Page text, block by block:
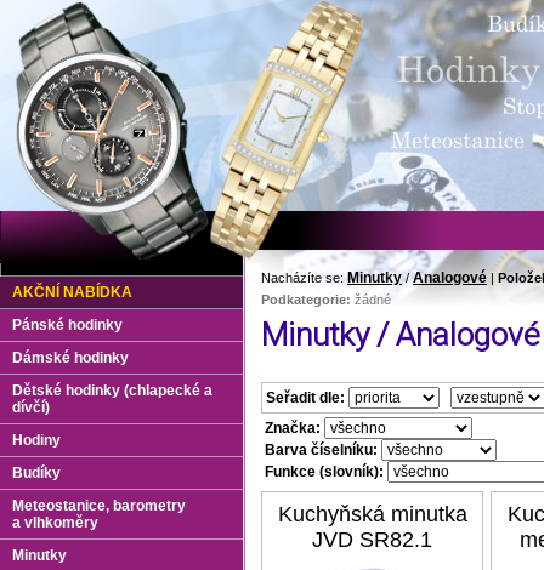
Nacházíte se: Minutky /Analogové |
Podkategorie: žádné
Minutky / Analogové
Seřadit dle:
Značka:
Barva číselníku:
Funkce (slovník):
Kuchyňská minutka
JVD SR82.1
AKČNÍ NABÍDKA
Pánské hodinky
Dámské hodinky
Dětské hodinky (chlapecké a
dívčí)
Hodiny
Budíky
Meteostanice, barometry
a vlhkoměry
Minutky